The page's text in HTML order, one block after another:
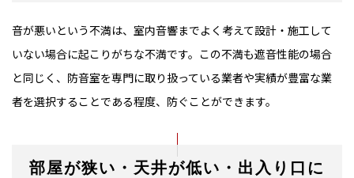
音が悪いという不満は、室内音響までよく考えて設計・施工して
いない場合に起こりがちな不満です。この不満も遮音性能の場合
と同じく、防音室を専門に取り扱っている業者や実績が豊富な業
者を選択することである程度、防ぐことができます。
部屋が狭い・天井が低い・出入り口に